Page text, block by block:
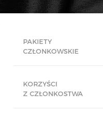
PAKIETY
CZŁONKOWSKIE
KORZYŚCI
Z CZŁONKOSTWA